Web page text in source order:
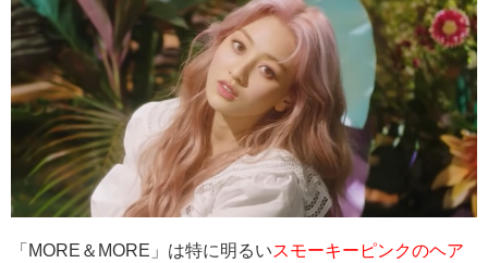
「MORE＆MORE」は特に明るいスモーキーピンクのヘア